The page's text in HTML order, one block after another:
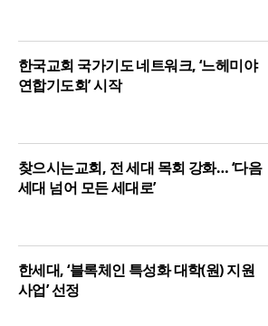
한국교회 국가기도 네트워크, ‘느헤미야
연합기도회’ 시작
찾으시는교회, 전 세대 목회 강화… ‘다음
세대 넘어 모든 세대로’
한세대, ‘블록체인 특성화 대학(원) 지원
사업’ 선정